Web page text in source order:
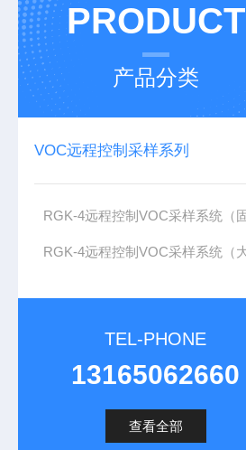
PRODUCT
产品分类
VOC远程控制采样系列
TEL-PHONE
13165062660
查看全部